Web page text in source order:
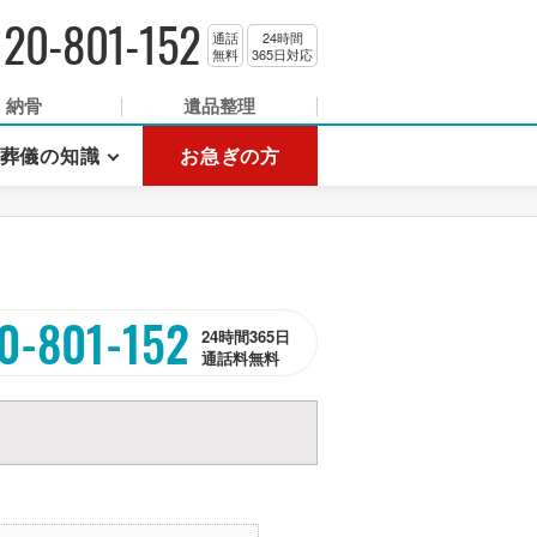
801-152
通話
無料
24時間
365日対応
納骨 遺品整理
葬儀の知識 お急ぎの方
801-152 24時間365日
通話料無料